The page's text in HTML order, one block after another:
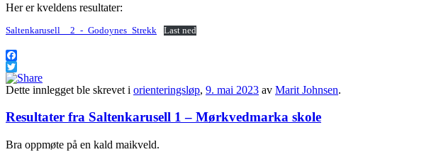
Her er kveldens resultater:
Saltenkarusell__2_-_Godoynes_Strekk Last ned
Facebook
Twitter
Dette innlegget ble skrevet i orienteringsløp, 9. mai 2023 av Marit Johnsen.
Resultater fra Saltenkarusell 1 – Mørkvedmarka skole
Bra oppmøte på en kald maikveld.